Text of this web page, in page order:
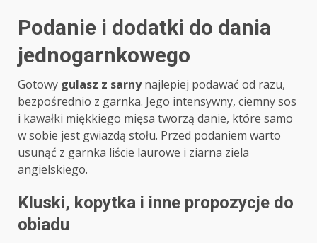
Podanie i dodatki do dania
jednogarnkowego
Gotowy gulasz z sarnynajlepiej podawać od razu,
bezpośrednio z garnka. Jego intensywny, ciemny sos
i kawałki miękkiego mięsa tworzą danie, które samo
w sobie jest gwiazdą stołu. Przed podaniem warto
usunąć z garnka liście laurowe i ziarna ziela
angielskiego.
Kluski, kopytka i inne propozycje do
obiadu